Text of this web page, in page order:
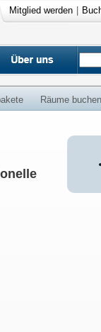
Mitglied werden
Räume buchen